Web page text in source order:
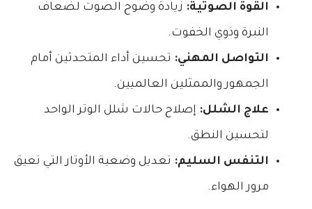
القوة الصوتية: زيادة وضوح الصوت لضعاف
النبرة وذوي الخفوت.
التواصل المهني: تحسين أداء المتحدثين أمام
الجمهور والممثلين العالميين.
علاج الشلل: إصلاح حالات شلل الوتر الواحد
لتحسين النطق.
التنفس السليم: تعديل وضعية الأوتار التي تعيق
مرور الهواء.